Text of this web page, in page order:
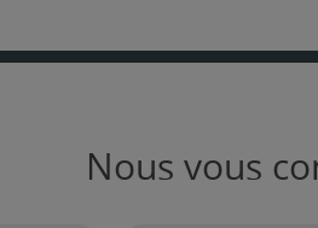
Nous vous